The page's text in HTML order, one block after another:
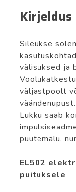
Kirjeldus
Sileukse
välisuksed ja
väljastpoolt
väändenupust.
Lukku saab
puutemälu,
EL502
puituksele